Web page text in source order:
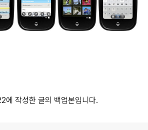
작성한 글의 백업본입니다.